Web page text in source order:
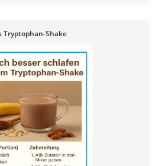
Tryptophan-Shake